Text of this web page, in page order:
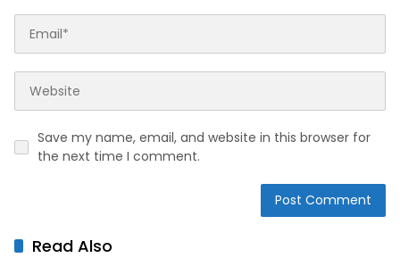
Save my name, email, and website in this browser for
the next time I comment.
Read Also